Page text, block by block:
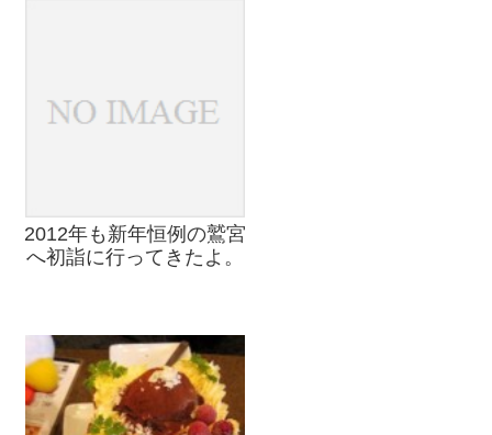
2012年も新年恒例の鷲宮
へ初詣に行ってきたよ。